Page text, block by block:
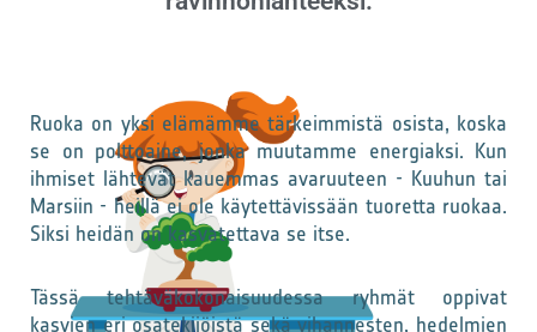
Ruoka on yksi elämämme tärkeimmistä osista, koska
se on polttoaine, jonka muutamme energiaksi. Kun
ihmiset lähtevät kauemmas avaruuteen - Kuuhun tai
Marsiin - heillä ei ole käytettävissään tuoretta ruokaa.
Siksi heidän on kasvatettava se itse.
Tässä tehtäväkokonaisuudessa ryhmät oppivat
kasvien eri osatekijöistä sekä vihannesten, hedelmien